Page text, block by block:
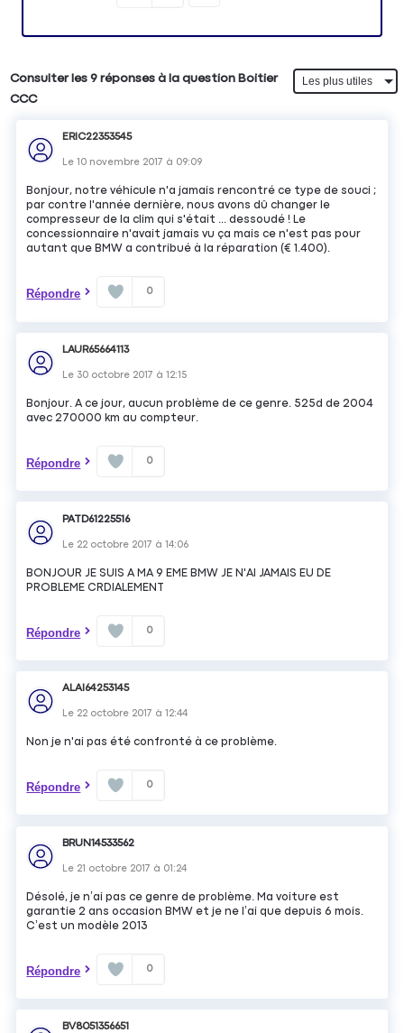
Consulter les 9 réponses à la question Boitier
CCC
ERIC22353545
Le10 novembre 2017 à 09:09
Bonjour, notre véhicule n'a jamais rencontré ce type de souci ;
par contre l'année dernière, nous avons dû changer le
compresseur de la clim qui s'était ... dessoudé ! Le
concessionnaire n'avait jamais vu ça mais ce n'est pas pour
autant que BMW a contribué à la réparation (€ 1.400).
Répondre 0
LAUR65664113
Le 30 octobre 2017 à12:15
Bonjour. A ce jour, aucun problème de ce genre. 525d de 2004
avec 270000 km au compteur.
Répondre 0
PATD61225516
Le 22 octobre 2017 à14:06
BONJOUR JE SUIS A MA 9 EME BMW JE N'AI JAMAIS EU DE
PROBLEME CRDIALEMENT
Répondre 0
ALAI64253145
Le 22 octobre 2017 à12:44
Non je n'ai pas été confronté à ce problème.
Répondre 0
BRUN14533562
Le 21 octobre 2017 à 01:24
Désolé, je n’ai pas ce genre de problème. Ma voiture est
garantie 2 ans occasion BMW et je ne l’ai que depuis 6 mois.
C’est un modèle 2013
Répondre 0
BV8051356651